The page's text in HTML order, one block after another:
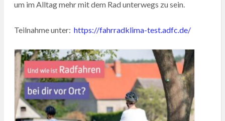
um im Alltag mehr mit dem Rad unterwegs zu sein.
Teilnahme unter: https://fahrradklima-test.adfc.de/